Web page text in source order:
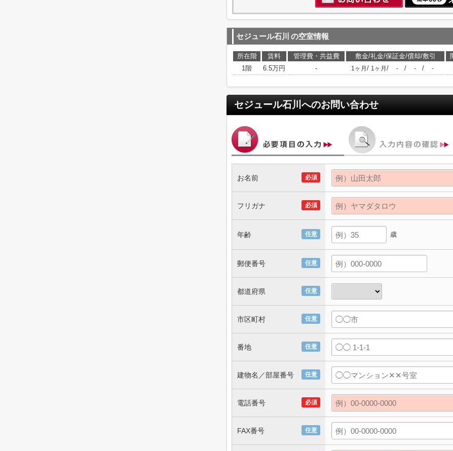
セジュール石川 の空室情報
所在階 賃料 管理費・共益費 敷金/礼金/保証金/償却/敷引
1階
6.5万円 - 1ヶ月 / 1ヶ月 / - / - / -
セジュール石川 へのお問い合わせ
必須
お名前
必須
フリガナ
任意
年齢 歳
任意
郵便番号
任意
都道府県
任意
市区町村
任意
番地
任意
建物名／部屋番号
必須
電話番号
任意
FAX番号